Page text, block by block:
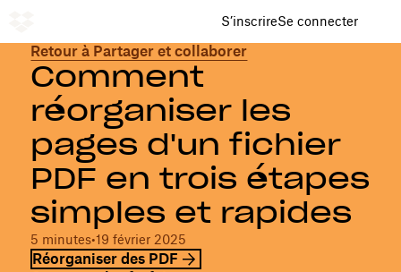
S’inscrireSe connecter
Retour à Partager et collaborer
Comment
réorganiser les
pages d'un fichier
PDF en trois étapes
simples et rapides
5 minutes•19 février 2025
Réorganiser des PDF